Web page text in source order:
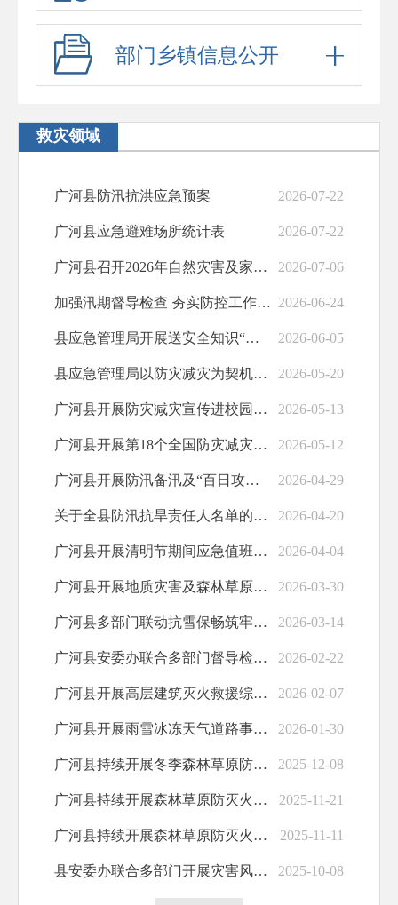
防范化解重大风险
财政资金直达基层
农村集体土地征收
涉农补贴
公共文化
政府文件
职业培训
交通运输
水利安全生产
基层政务公开标准化规范化
部门乡镇信息公开
救灾领域
广河县防汛抗洪应急预案 2026-07-22
广河县应急避难场所统计表 2026-07-22
广河县召开2026年自然灾害及家庭综合意外保险上半年专题调度会 2026-07-06
加强汛期督导检查 夯实防控工作底线 2026-06-24
县应急管理局开展送安全知识“进商铺、进餐饮场所”宣传活动 2026-06-05
县应急管理局以防灾减灾为契机开展诚信宣传进企业活动 2026-05-20
广河县开展防灾减灾宣传进校园活动 2026-05-13
广河县开展第18个全国防灾减灾日宣传活动 2026-05-12
广河县开展防汛备汛及“百日攻坚”行动专项检查 2026-04-29
关于全县防汛抗旱责任人名单的公示 2026-04-20
广河县开展清明节期间应急值班值守和森林草原防灭火督导检查 2026-04-04
广河县开展地质灾害及森林草原防灭火应急演练 2026-03-30
广河县多部门联动抗雪保畅筑牢民生安全防线 2026-03-14
广河县安委办联合多部门督导检查春节期间森林草原防灭火工作 2026-02-22
广河县开展高层建筑灭火救援综合演练 2026-02-07
广河县开展雨雪冰冻天气道路事故救援应急演练 2026-01-30
广河县持续开展冬季森林草原防灭火工作专项督导检查 2025-12-08
广河县持续开展森林草原防灭火宣传工作 2025-11-21
广河县持续开展森林草原防灭火暨防灾减灾知识宣传活动 2025-11-11
县安委办联合多部门开展灾害风险排查督导返程高峰交通保畅工作 2025-10-08